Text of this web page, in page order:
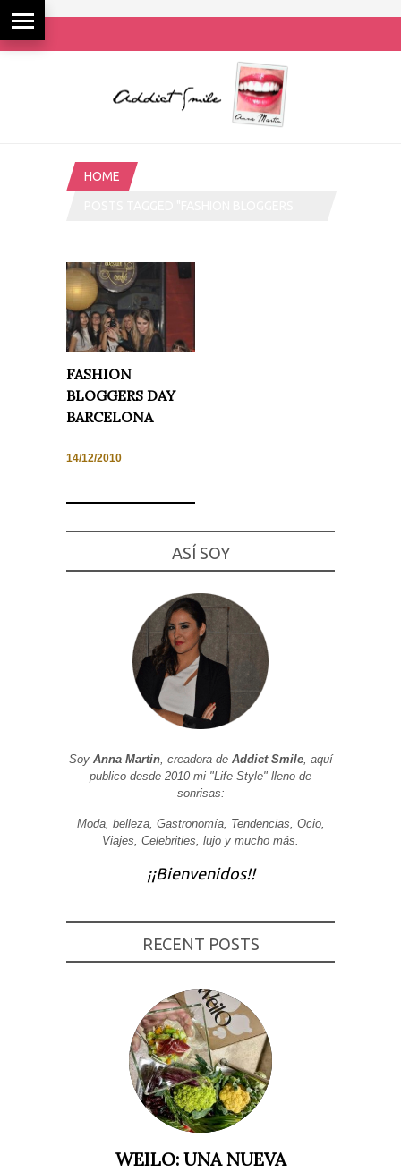
HOME
FASHION
BLOGGERS DAY
BARCELONA
14/12/2010
ASÍ SOY
Soy Anna Martin, creadora de Addict Smile, aquí
publico desde 2010 mi "Life Style" lleno de
sonrisas:
Moda, belleza, Gastronomía, Tendencias, Ocio,
Viajes, Celebrities, lujo y mucho más.
¡¡Bienvenidos!!
RECENT POSTS
WEILO: UNA NUEVA
se usa la
Experiencia